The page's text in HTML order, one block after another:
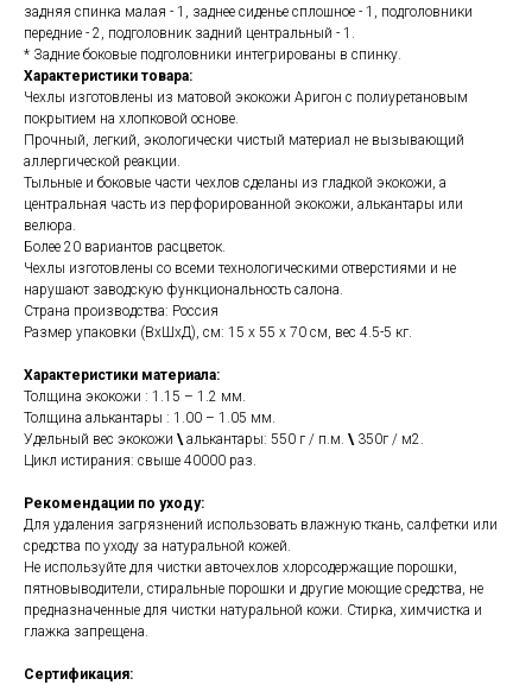
задняя спинка малая - 1, заднее сиденье сплошное - 1, подголовники
передние - 2, подголовник задний центральный - 1.
* Задние боковые подголовники интегрированы в спинку.
Характеристики товара:
Чехлы изготовлены из матовой экокожи Аригон с полиуретановым
покрытием на хлопковой основе.
Прочный, легкий, экологически чистый материал не вызывающий
аллергической реакции.
Тыльные и боковые части чехлов сделаны из гладкой экокожи, а
центральная часть из перфорированной экокожи, алькантары или
велюра.
Более 20 вариантов расцветок.
Чехлы изготовлены со всеми технологическими отверстиями и не
нарушают заводскую функциональность салона.
Страна производства: Россия
Размер упаковки (ВхШхД), см: 15 x 55 x 70 см, вес 4.5-5 кг.
Характеристики материала:
Толщина экокожи : 1.15 – 1.2 мм.
Толщина алькантары : 1.00 – 1.05 мм.
Удельный вес экокожи \ алькантары: 550 г / п.м. \ 350г / м2.
Цикл истирания: свыше 40000 раз.
Рекомендации по уходу:
Для удаления загрязнений использовать влажную ткань, салфетки или
средства по уходу за натуральной кожей.
Не используйте для чистки авточехлов хлорсодержащие порошки,
пятновыводители, стиральные порошки и другие моющие средства, не
предназначенные для чистки натуральной кожи. Стирка, химчистка и
глажка запрещена.
Сертификация: